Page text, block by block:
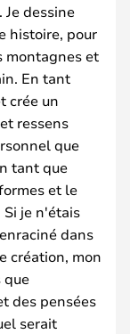
dessine
histoire, pour
montagnes et
En tant
crée un
ressens
que
tant que
et le
Si je n'étais
dans
création, mon
que
des pensées
serait